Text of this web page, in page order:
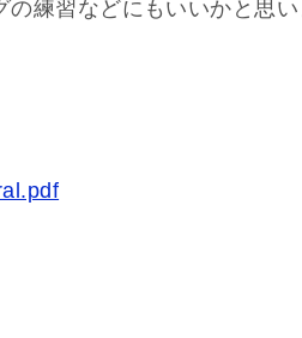
練習などにもいいかと思い